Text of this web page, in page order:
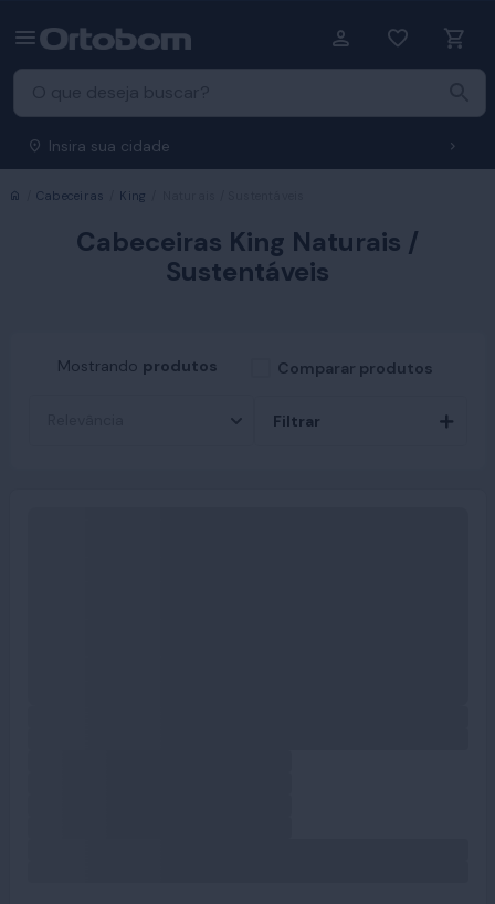
Insira sua cidade
Início
Cabeceiras King
Cabeceiras King Naturais /
Sustentáveis
Mostrando produtos Comparar produtos
Filtrar